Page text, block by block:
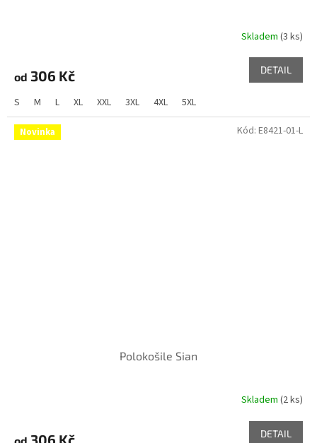
Skladem (3 ks)
od 306 Kč DETAIL
S M L XL XXL 3XL 4XL 5XL
Novinka
Polokošile Sian
Skladem (2 ks)
306 Kč DETAIL
Kód: E8421-01-L